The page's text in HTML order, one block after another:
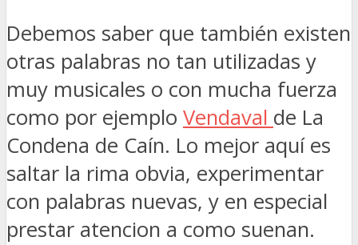
Debemos saber que también existen
otras palabras no tan utilizadas y
muy musicales o con mucha fuerza
como por ejemplo Vendaval de La
Condena de Caín. Lo mejor aquí es
saltar la rima obvia, experimentar
con palabras nuevas, y en especial
prestar atencion a como suenan.